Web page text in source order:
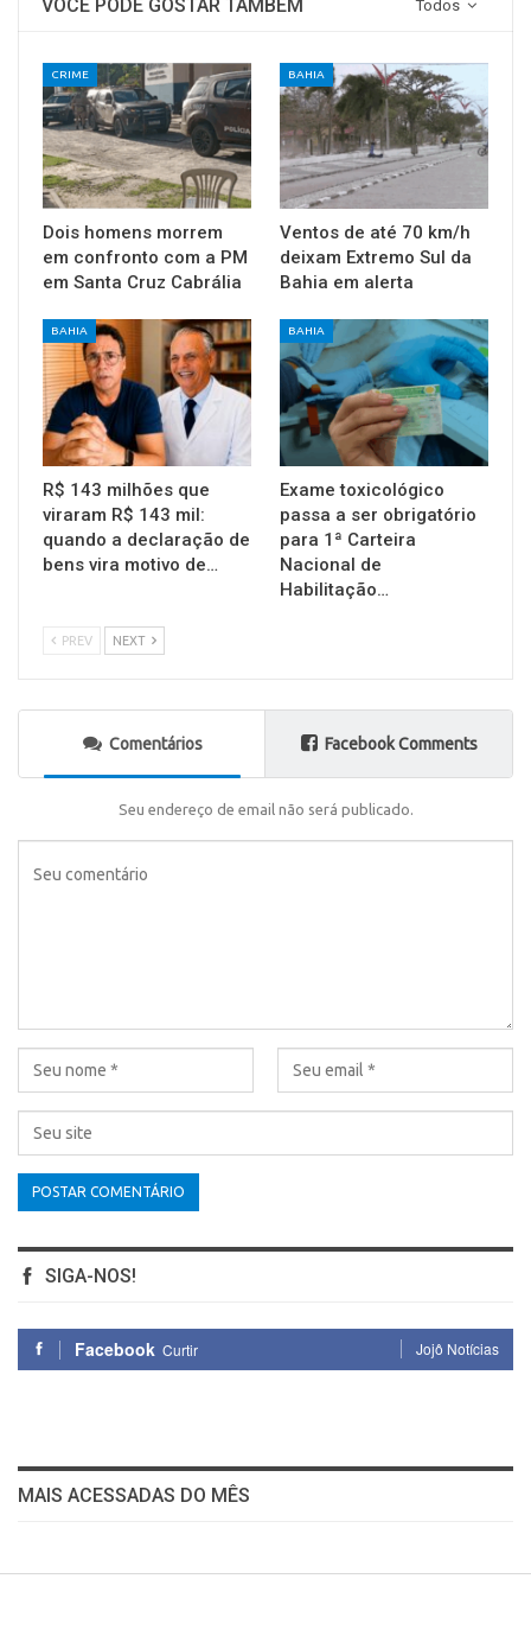
Todos
VOCÊ PODE GOSTAR TAMBÉM
CRIME
Dois homens morrem
em confronto com a PM
em Santa Cruz Cabrália
BAHIA
Ventos de até 70 km/h
deixam Extremo Sul da
Bahia em alerta
BAHIA
R$ 143 milhões que
viraram R$ 143 mil:
quando a declaração de
bens vira motivo de…
BAHIA
Exame toxicológico
passa a ser obrigatório
para 1ª Carteira
Nacional de
Habilitação…
PREV NEXT
Comentários Facebook Comments
Seu endereço de email não será publicado.
SIGA-NOS!
Facebook Curtir Jojô Notícias
MAIS ACESSADAS DO MÊS